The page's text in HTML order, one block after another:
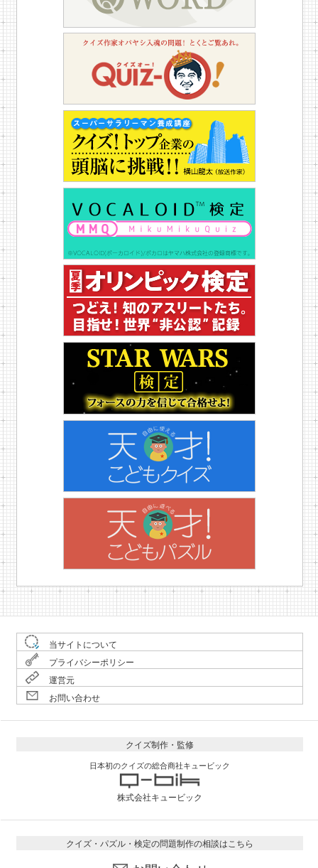
当サイトについて
プライバシーポリシー
運営元
お問い合わせ
クイズ制作・監修
日本初のクイズの総合商社キュービック
株式会社キュービック
クイズ・パズル・検定の問題制作の相談はこちら